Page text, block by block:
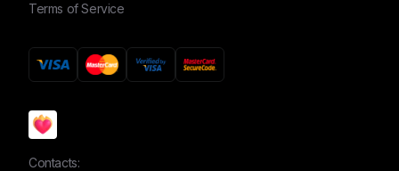
Contacts:
Terms of Service